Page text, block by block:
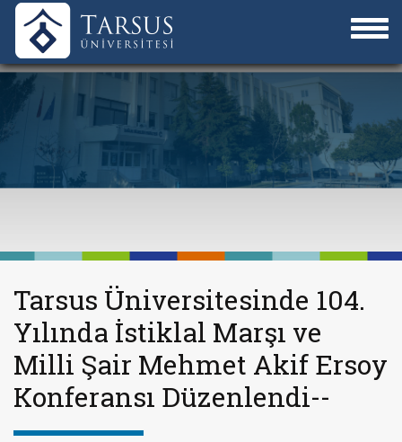
Tarsus Üniversitesinde 104.
Yılında İstiklal Marşı ve
Milli Şair Mehmet Akif Ersoy
Konferansı Düzenlendi--